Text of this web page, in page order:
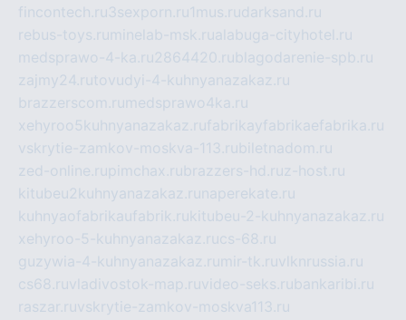
fincontech.ru3sexporn.ru1mus.rudarksand.ru
rebus-toys.ru minelab-msk.rualabuga-cityhotel.ru
medsprawo-4-ka.ru2864420.rublagodarenie-spb.ru
zajmy24.rutovudyi-4-kuhnyanazakaz.ru
brazzerscom.ru medsprawo4ka.ru
xehyroo5kuhnyanazakaz.rufabrikayfabrikaefabrika.ru
vskrytie-zamkov-moskva-113.rubiletnadom.ru
zed-online.rupimchax.rubrazzers-hd.ruz-host.ru
kitubeu2kuhnyanazakaz.ru naperekate.ru
kuhnyaofabrikaufabrik.rukitubeu-2-kuhnyanazakaz.ru
xehyroo-5-kuhnyanazakaz.rucs-68.ru
guzywia-4-kuhnyanazakaz.ru mir-tk.ruvlknrussia.ru
cs68.ruvladivostok-map.ruvideo-seks.rubankaribi.ru
raszar.ruvskrytie-zamkov-moskva113.ru